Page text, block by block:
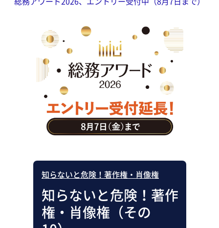
法務・コンプライアンス
リスクマネジメント・BCP
社外・社内広報
社外・社内コミュニケーション活性化
FM・オフィス移転
CSR・SDGs
テクノロジー活用・DX
助成金・補助金・コスト削減
アウトソーシング・BPO
調査・レポート
知らないと危険！著作権・肖像権
知らないと危険！著作
権・肖像権（その